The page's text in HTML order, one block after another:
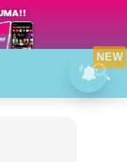
NEW